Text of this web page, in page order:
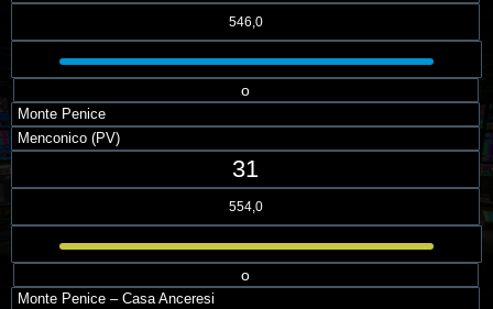
546,0
o
Monte Penice
Menconico (PV)
31
554,0
o
Monte Penice – Casa Anceresi